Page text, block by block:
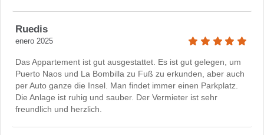
Ruedis
enero 2025
Das Appartement ist gut ausgestattet. Es ist gut gelegen, um
Puerto Naos und La Bombilla zu Fuß zu erkunden, aber auch
per Auto ganze die Insel. Man findet immer einen Parkplatz.
Die Anlage ist ruhig und sauber. Der Vermieter ist sehr
freundlich und herzlich.